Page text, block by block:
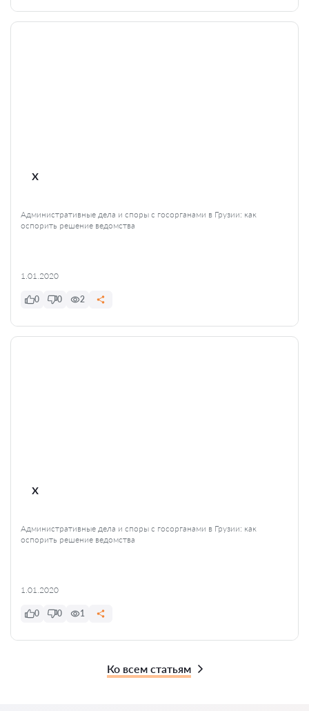
x
Административные дела и споры с госорганами в Грузии: как
оспорить решение ведомства
1.01.2020
0 0 2
x
Административные дела и споры с госорганами в Грузии: как
оспорить решение ведомства
1.01.2020
0 0 1
Ко всем статьям